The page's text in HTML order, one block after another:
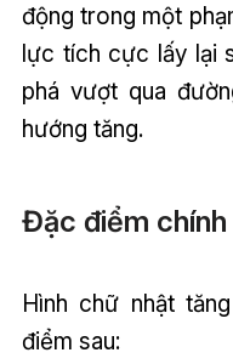
động trong một
lực tích cực lấy lại
phá vượt qua
hướng tăng.
Đặc điểm chính
Hình chữ nhật
điểm sau: